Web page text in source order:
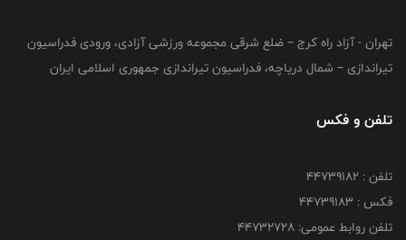
تهران - آزاد راه کرج – ضلع شرقی مجموعه ورزشی آزادی، ورودی فدراسیون
تیراندازی – شمال دریاچه، فدراسیون تیراندازی جمهوری اسلامی ایران
تلفن و فکس
تلفن : ۴۴۷۳۹۱۸۲
فکس : ۴۴۷۳۹۱۸3
تلفن روابط عمومی: ۴۴۷۳۲۷۲۸